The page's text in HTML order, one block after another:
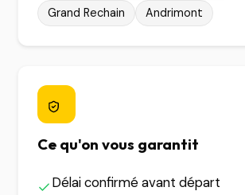
Grand Rechain
Andrimont
Ce qu'on vous garantit
Délai confirmé avant départ